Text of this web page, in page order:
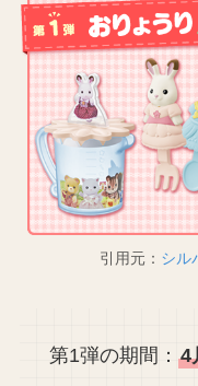
引用元： シル
第1弾の期間： 4